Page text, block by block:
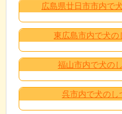
広島県廿日市市内で
東広島市内で犬の
福山市内で犬の
呉市内で犬のし